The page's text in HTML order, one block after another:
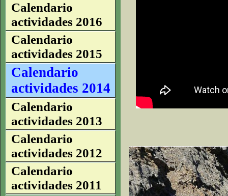
Calendario
actividades 2016
Calendario
actividades 2015
Calendario
actividades 2014
Calendario
actividades 2013
Calendario
actividades 2012
Calendario
actividades 2011